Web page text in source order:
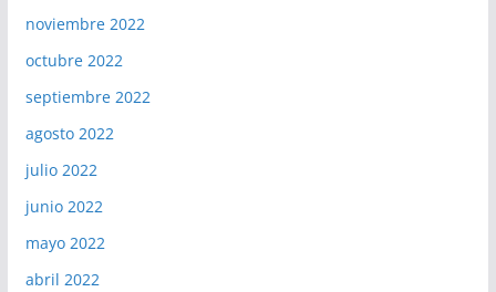
noviembre 2022
octubre 2022
septiembre 2022
agosto 2022
julio 2022
junio 2022
mayo 2022
abril 2022